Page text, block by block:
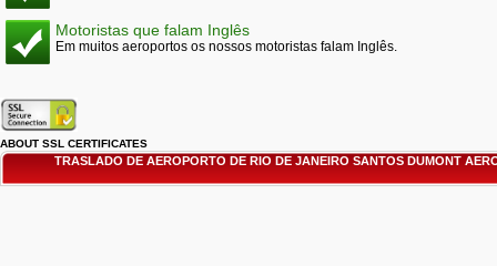
Motoristas que falam Inglês
Em muitos aeroportos os nossos motoristas falam Inglês.
ABOUT SSL CERTIFICATES
TRASLADO DE AEROPORTO DE RIO DE JANEIRO SANTOS DUMONT